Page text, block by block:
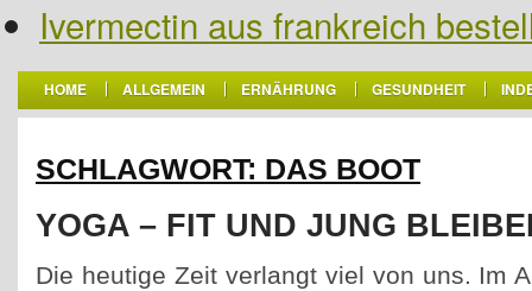
Ivermectin aus frankreich
HOME ALLGEMEIN ERNÄHRUNG GESUNDHEIT
SCHLAGWORT: DAS BOOT
YOGA – FIT UND JUNG
Die heutige Zeit verlangt viel von uns. Im